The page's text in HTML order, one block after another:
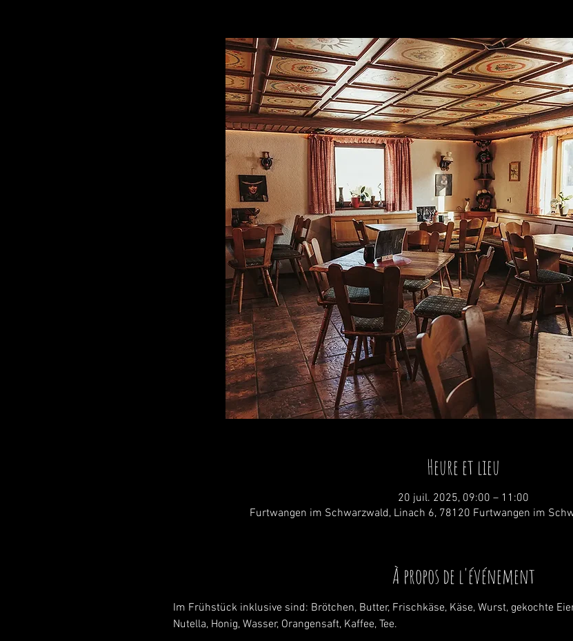
Heure et lieu
20 juil. 2025, 09:00 – 11:00
Furtwangen im Schwarzwald, Linach 6, 78120 Furtwangen im
À propos de l'événement
Im Frühstück inklusive sind: Brötchen, Butter, Frischkäse, Käse, Wurst, gekochte
Nutella, Honig, Wasser, Orangensaft, Kaffee, Tee.